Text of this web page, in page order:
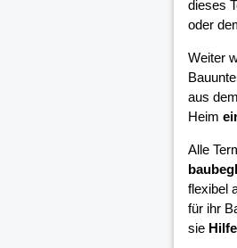
dieses
oder
Weiter
aus
Heim
Alle
flexibel
für ihr
sie Hilfe